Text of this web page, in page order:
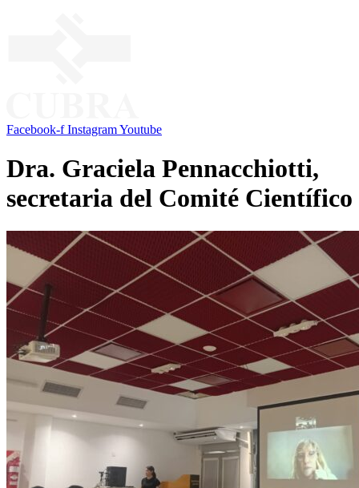
Facebook-f InstagramYoutube
Dra. Graciela Pennacchiotti,
secretaria del Comité Científico